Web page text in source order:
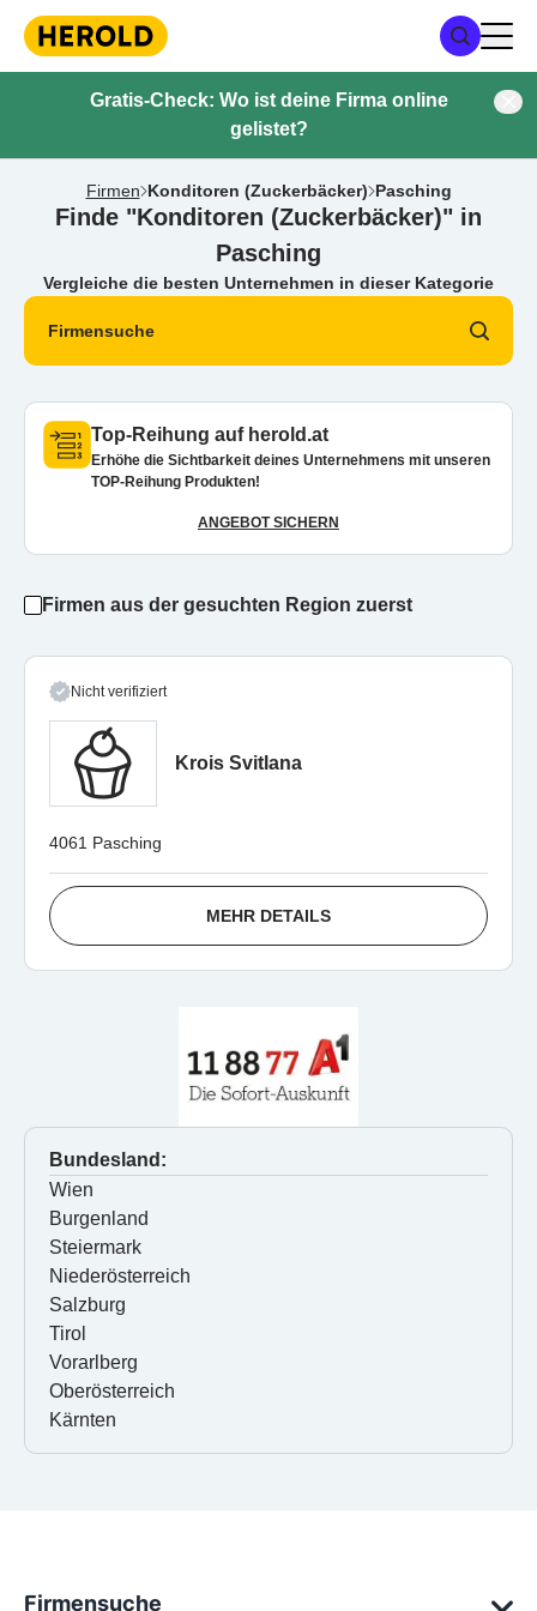
Gratis-Check: Wo ist deine Firma online
gelistet?
Firmen Konditoren (Zuckerbäcker) Pasching
Finde "Konditoren (Zuckerbäcker)" in
Pasching
Vergleiche die besten Unternehmen in dieser Kategorie
Firmensuche
Top-Reihung auf herold.at
Erhöhe die Sichtbarkeit deines Unternehmens mit unseren
TOP-Reihung Produkten!
ANGEBOT SICHERN
Firmen aus der gesuchten Region zuerst
Nicht verifiziert
Krois Svitlana
4061 Pasching
MEHR DETAILS
Bundesland:
Wien
Burgenland
Steiermark
Niederösterreich
Salzburg
Tirol
Vorarlberg
Oberösterreich
Kärnten
Firmensuche